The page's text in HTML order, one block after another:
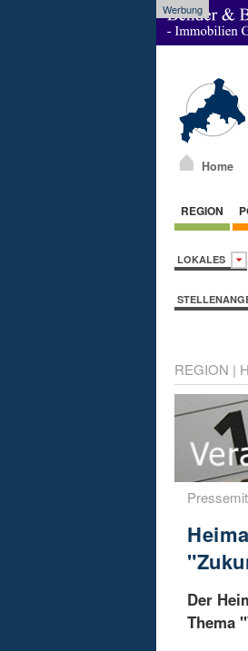
Werbung
Home
REGION
LOKALES
REGION |
Der
Thema